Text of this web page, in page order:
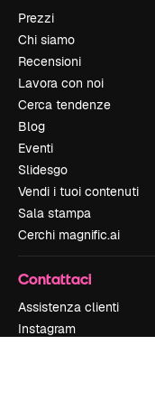
Prezzi
Chi siamo
Recensioni
Lavora con noi
Cerca tendenze
Blog
Eventi
Slidesgo
Vendi i tuoi contenuti
Sala stampa
Cerchi magnific.ai
Contattaci
Assistenza clienti
Instagram